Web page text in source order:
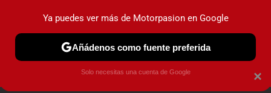
PRUEBAS COCHES ELÉCTRICOS OBSERVATORIO
×
Ya puedes ver más de Motorpasion en Google
Añádenos como fuente preferida
Solo necesitas una cuenta de Google